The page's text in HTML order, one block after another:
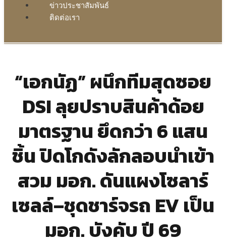
ข่าวประชาสัมพันธ์
ติดต่อเรา
“เอกนัฏ” ผนึกทีมสุดซอย
DSI ลุยปราบสินค้าด้อย
มาตรฐาน ยึดกว่า 6 แสน
ชิ้น ปิดโกดังลักลอบนำเข้า
สวม มอก. ดันแผงโซลาร์
เซลล์–ชุดชาร์จรถ EV เป็น
มอก. บังคับ ปี 69